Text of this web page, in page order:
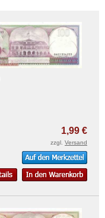
1,99 €
zzgl. Versand